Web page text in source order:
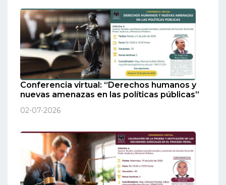
Conferencia virtual: “Derechos humanos y
nuevas amenazas en las políticas públicas”
02-07-2026